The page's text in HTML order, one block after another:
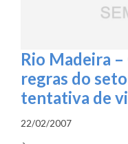
Rio Madeira
regras do
tentativa de
22/02/2007